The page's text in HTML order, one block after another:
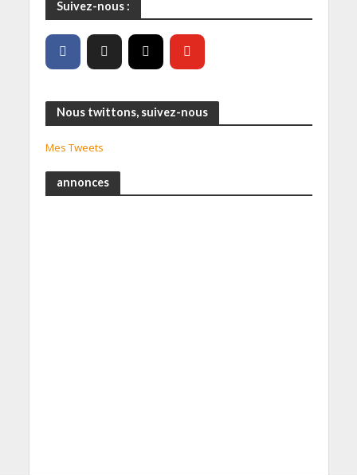
Suivez-nous :
Nous twittons, suivez-nous
Mes Tweets
annonces